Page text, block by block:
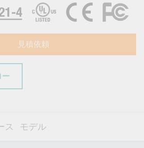
見積依頼
ー
ス モデル